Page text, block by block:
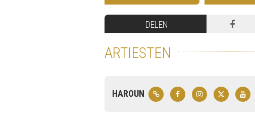
DELEN
ARTIESTEN
HAROUN